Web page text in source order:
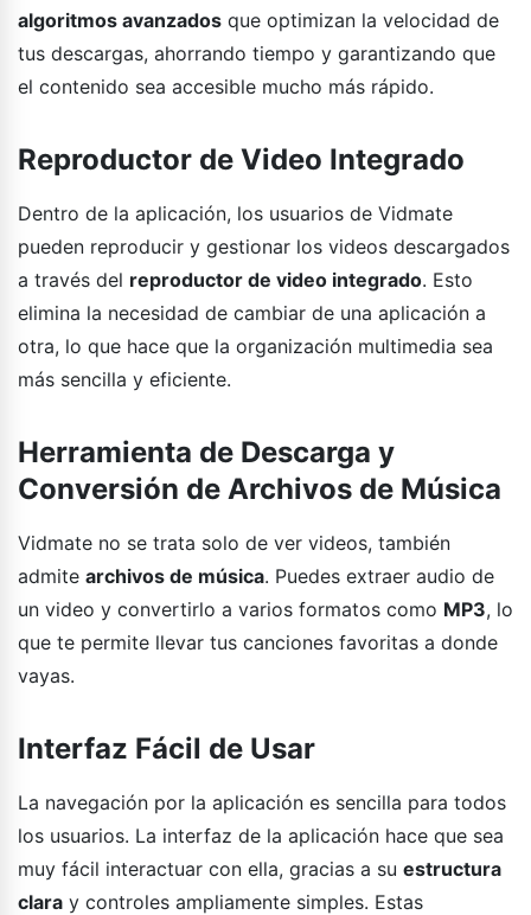
algoritmos avanzados que optimizan la velocidad de
tus descargas, ahorrando tiempo y garantizando que
el contenido sea accesible mucho más rápido.
Reproductor de Video Integrado
Dentro de la aplicación, los usuarios de Vidmate
pueden reproducir y gestionar los videos descargados
a través del reproductor de video integrado. Esto
elimina la necesidad de cambiar de una aplicación a
otra, lo que hace que la organización multimedia sea
más sencilla y eficiente.
Herramienta de Descarga y
Conversión de Archivos de Música
Vidmate no se trata solo de ver videos, también
admite archivos de música. Puedes extraer audio de
un video y convertirlo a varios formatos como MP3, lo
que te permite llevar tus canciones favoritas a donde
vayas.
Interfaz Fácil de Usar
La navegación por la aplicación es sencilla para todos
los usuarios. La interfaz de la aplicación hace que sea
muy fácil interactuar con ella, gracias a su estructura
clara y controles ampliamente simples. Estas